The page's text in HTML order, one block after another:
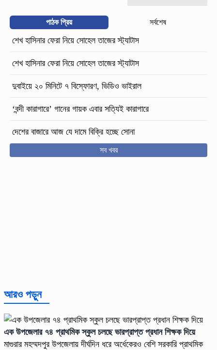
পাঠক প্রিয় সর্বশেষ
শেখ হাসিনার ফেরা নিয়ে সোহেল তাজের স্ট্যাটাস
শেখ হাসিনার ফেরা নিয়ে সোহেল তাজের স্ট্যাটাস
দুবাইয়ে ২০ মিনিটে ৭ বিস্ফোরণ, ভিডিও ভাইরাল
‘বন্দী কারাগারে’ গানের গায়ক এবার সত্যিই কারাগারে
দেশের বাজারে আজ যে দামে বিক্রি হচ্ছে সোনা
সব খবর
আরও পড়ুন
এক উপজেলার ৭৪ প্রাথমিক স্কুল চলছে ভারপ্রাপ্ত প্রধান শিক্ষক দিয়ে
মাগুরার মহম্মদপুর উপজেলায় দীর্ঘদিন ধরে অর্ধেকেরও বেশি সরকারি প্রাথমিক